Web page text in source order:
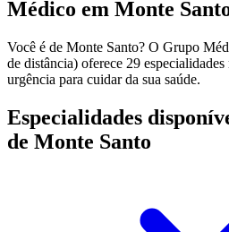
Médico em Monte
Você é de Monte Santo? O Grupo
de distância) oferece 29
urgência para cuidar da sua saúde.
Especialidades
de Monte Santo